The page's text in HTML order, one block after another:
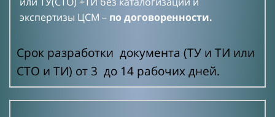
экспертизы ЦСМ – по договоренности.
Срок разработки документа (ТУ и ТИ или
СТО и ТИ) от 3 до 14 рабочих дней.